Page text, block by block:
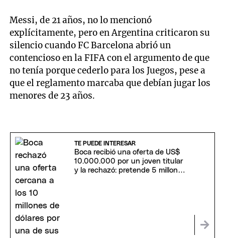
Messi, de 21 años, no lo mencionó
explícitamente, pero en Argentina criticaron su
silencio cuando FC Barcelona abrió un
contencioso en la FIFA con el argumento de que
no tenía porque cederlo para los Juegos, pese a
que el reglamento marcaba que debían jugar los
menores de 23 años.
TE PUEDE INTERESAR
Boca recibió una oferta de US$
10.000.000 por un joven titular
y la rechazó: pretende 5 millones